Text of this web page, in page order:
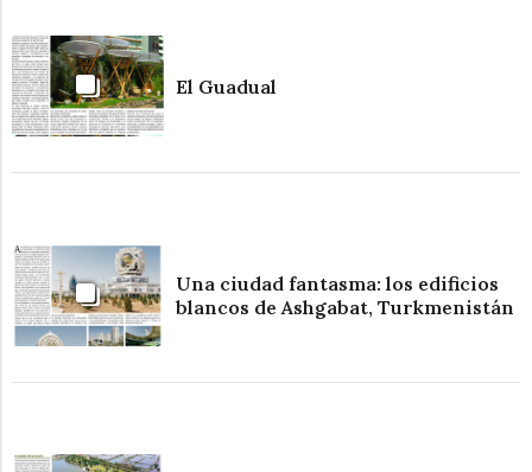
El Guadual
Una ciudad fantasma: los edificios
blancos de Ashgabat, Turkmenistán